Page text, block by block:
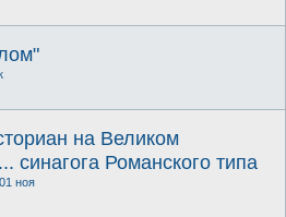
на Великом
синагога Романского типа
01 ноя